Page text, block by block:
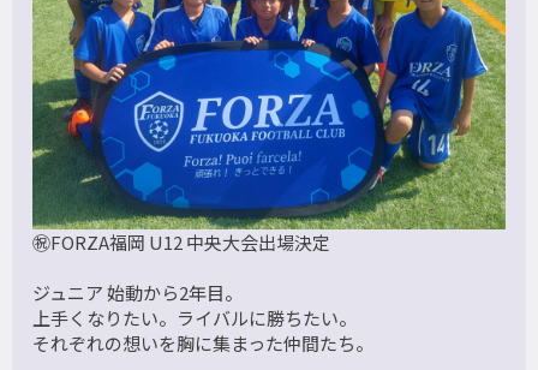
㊗️FORZA福岡 U12 中央大会出場決定
ジュニア 始動から2年目。
上手くなりたい。ライバルに勝ちたい。
それぞれの想いを胸に集まった仲間たち。